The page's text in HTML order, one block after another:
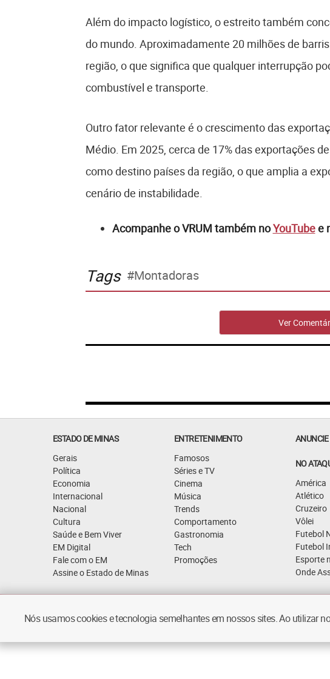
Além do impacto logístico, o estreito também
do mundo. Aproximadamente 20 milhões de
região, o que significa que qualquer interrupção
combustível e transporte.
Outro fator relevante é o crescimento das
Médio. Em 2025, cerca de 17% das exportações
como destino países da região, o que amplia a
cenário de instabilidade.
Acompanhe o VRUM também noYouTubee
Tags Montadoras
Ver
ESTADO DE MINAS
Gerais
Política
Economia
Internacional
Nacional
Cultura
Saúde e Bem Viver
EM Digital
Fale com o EM
Assine o Estado de Minas
ENTRETENIMENTO
Famosos
Séries e TV
Cinema
Música
Trends
Comportamento
Gastronomia
Tech
Promoções
NO
América
Atlético
Cruzeiro
Vôlei
Futebol
Futebol
Esporte
Onde
Quem Somos Política de Privacidade
Nós usamos cookies e tecnologia semelhantes em nossos sites. Ao utilizar